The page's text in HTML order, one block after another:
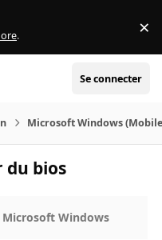
. ×
Se connecter
Microsoft Windows
du bios
Microsoft Windows